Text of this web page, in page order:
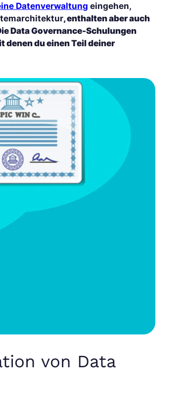
Datenverwaltung eingehen,
, enthalten aber auch
Data Governance-Schulungen
denen du einen Teil deiner
von Data